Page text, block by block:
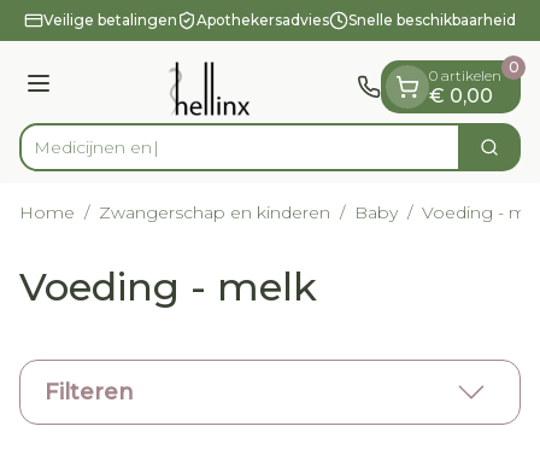
Ga naar de inhoud
1 van 1
Veilige betalingen Apothekersadvies Snelle beschikbaarheid
Menu
Product, merk, categorie... Zoek
0 artikelen
€ 0,00
0
Home / Zwangerschap en kinderen / Baby / Voeding -
Voeding - melk
Filteren